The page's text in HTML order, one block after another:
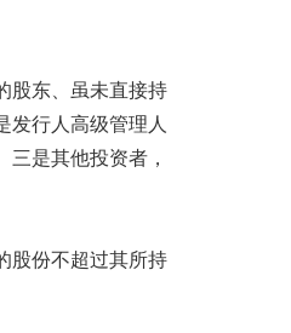
股东、虽未直接持
发行人高级管理人
是其他投资者，
股份不超过其所持